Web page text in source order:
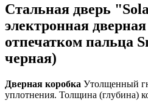
Стальная дверь
электронная
отпечатком пальца
черная)
Дверная коробка Утолщенный
уплотнения. Толщина (глубина)